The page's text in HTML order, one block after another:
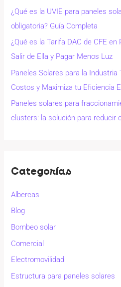
¿Qué es la UVIE para paneles
obligatoria? Guía Completa
¿Qué es la Tarifa DAC de CFE
Salir de Ella y Pagar Menos Luz
Paneles Solares para la Industria
Costos y Maximiza tu Eficiencia
Paneles solares para
clusters: la solución para reducir
Categorías
Albercas
Blog
Bombeo solar
Comercial
Electromovilidad
Estructura para paneles solares